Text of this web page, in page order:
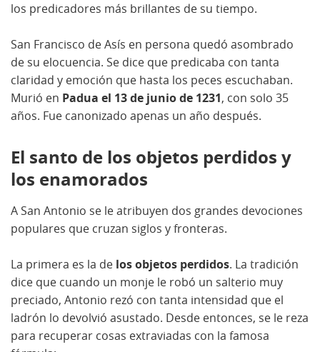
los predicadores más brillantes de su tiempo.
San Francisco de Asís en persona quedó asombrado
de su elocuencia. Se dice que predicaba con tanta
claridad y emoción que hasta los peces escuchaban.
Murió en Padua el 13 de junio de 1231, con solo 35
años. Fue canonizado apenas un año después.
El santo de los objetos perdidos y
los enamorados
A San Antonio se le atribuyen dos grandes devociones
populares que cruzan siglos y fronteras.
La primera es la de los objetos perdidos. La tradición
dice que cuando un monje le robó un salterio muy
preciado, Antonio rezó con tanta intensidad que el
ladrón lo devolvió asustado. Desde entonces, se le reza
para recuperar cosas extraviadas con la famosa